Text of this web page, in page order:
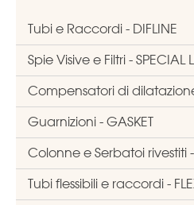
Tubi e Raccordi - DIFLINE
Spie Visive e Filtri - SPECIAL
Compensatori di dilatazione
Guarnizioni - GASKET
Colonne e Serbatoi rivestiti -
Tubi flessibili e raccordi -